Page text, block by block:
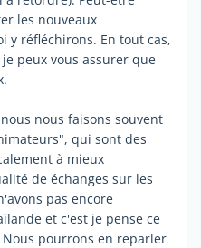
les nouveaux
y réfléchirons. En tout cas,
peux vous assurer que
nous faisons souvent
qui sont des
à mieux
de échanges sur les
pas encore
et c'est je pense ce
pourrons en reparler